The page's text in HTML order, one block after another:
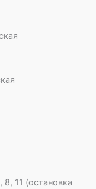
11 (остановка